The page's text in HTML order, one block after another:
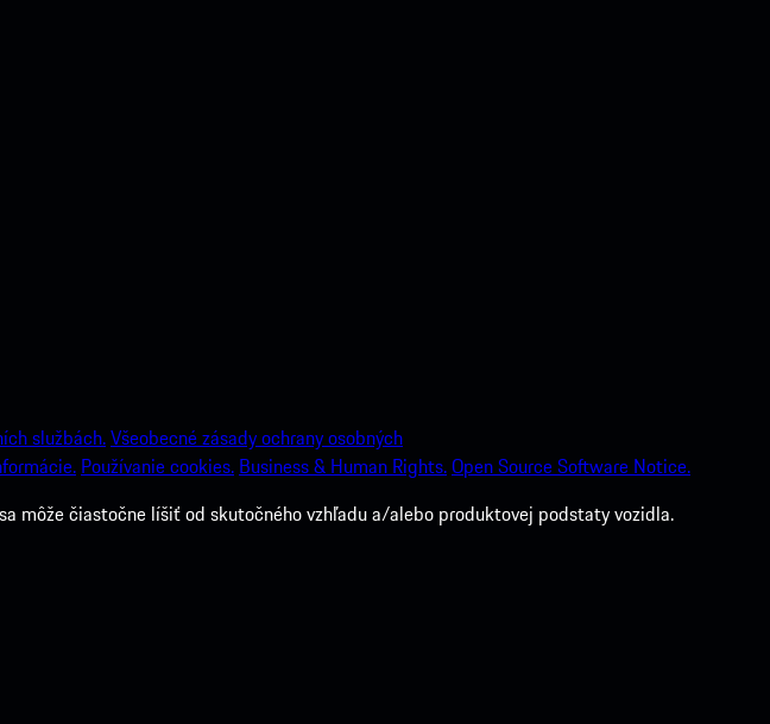
službách.Všeobecné zásady ochrany osobných
Používanie cookies. Business & Human Rights.Open Source Software Notice.
môže čiastočne líšiť od skutočného vzhľadu a/alebo produktovej podstaty vozidla.